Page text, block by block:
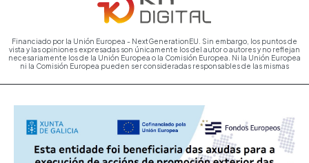
Financiado por la Unión Europea - NextGenerationEU. Sin embargo, los puntos de
vista y las opiniones expresadas son únicamente los del autor o autores y no reflejan
necesariamente los de la Unión Europea o la Comisión Europea. Ni la Unión Europea
ni la Comisión Europea pueden ser consideradas responsables de las mismas